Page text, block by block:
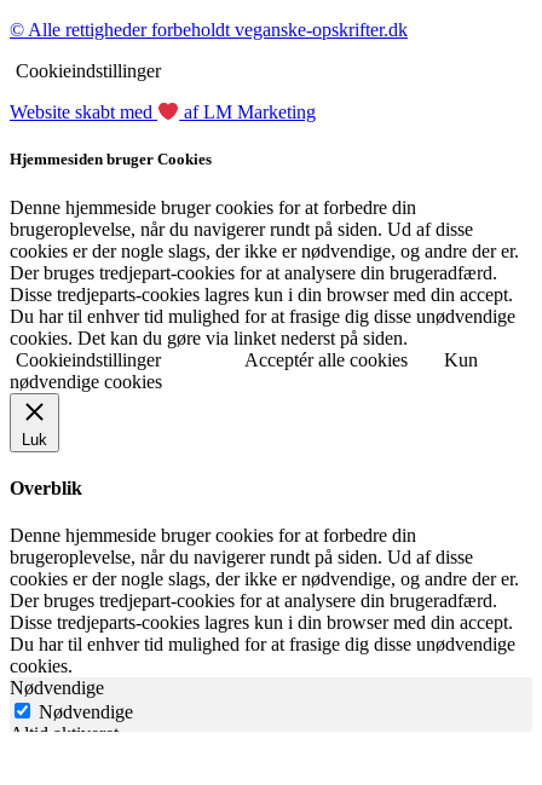
© Alle rettigheder forbeholdt veganske-opskrifter.dk
Cookieindstillinger
Website skabt med af LM Marketing
Hjemmesiden bruger Cookies
Denne hjemmeside bruger cookies for at forbedre din
brugeroplevelse, når du navigerer rundt på siden. Ud af disse
cookies er der nogle slags, der ikke er nødvendige, og andre der er.
Der bruges tredjepart-cookies for at analysere din brugeradfærd.
Disse tredjeparts-cookies lagres kun i din browser med din accept.
Du har til enhver tid mulighed for at frasige dig disse unødvendige
cookies. Det kan du gøre via linket nederst på siden.
Cookieindstillinger
Acceptér alle cookies
Kun
nødvendige cookies
Luk
Overblik
Denne hjemmeside bruger cookies for at forbedre din
brugeroplevelse, når du navigerer rundt på siden. Ud af disse
cookies er der nogle slags, der ikke er nødvendige, og andre der er.
Der bruges tredjepart-cookies for at analysere din brugeradfærd.
Disse tredjeparts-cookies lagres kun i din browser med din accept.
Du har til enhver tid mulighed for at frasige dig disse unødvendige
cookies.
Nødvendige
Nødvendige
Altid aktiveret